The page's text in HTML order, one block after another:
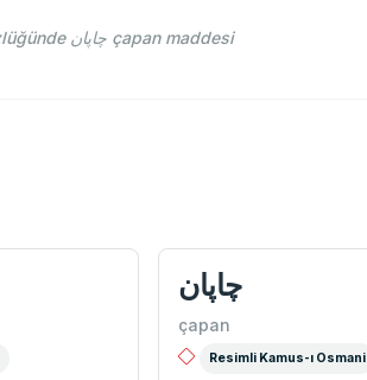
چاپان çapan osmanlıca ne demek, چاپان anlamı.. Osmanlıca sözlükler kamus-ı türki şemsettin sami sözlüğünde چاپان çapan maddesi
چاپان
çapan
Resimli Kamus-ı Osmani